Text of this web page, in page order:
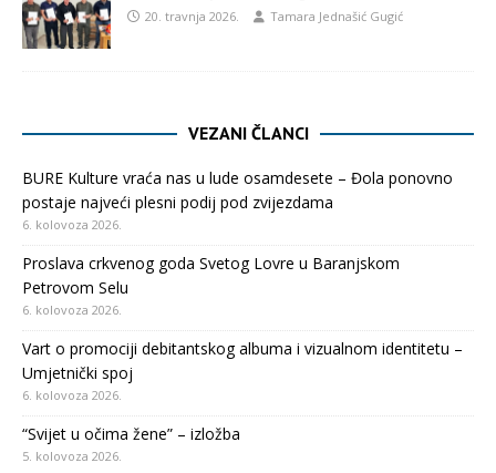
20. travnja 2026. Tamara Jednašić Gugić
VEZANI ČLANCI
BURE Kulture vraća nas u lude osamdesete – Đola ponovno
postaje najveći plesni podij pod zvijezdama
6. kolovoza 2026.
Proslava crkvenog goda Svetog Lovre u Baranjskom
Petrovom Selu
6. kolovoza 2026.
Vart o promociji debitantskog albuma i vizualnom identitetu –
Umjetnički spoj
6. kolovoza 2026.
“Svijet u očima žene” – izložba
5. kolovoza 2026.